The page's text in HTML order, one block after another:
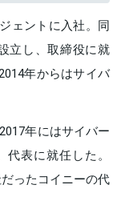
ェントに入社。同
立し、取締役に就
年からはサイバ
年にはサイバー
表に就任した。
ったコイニーの代